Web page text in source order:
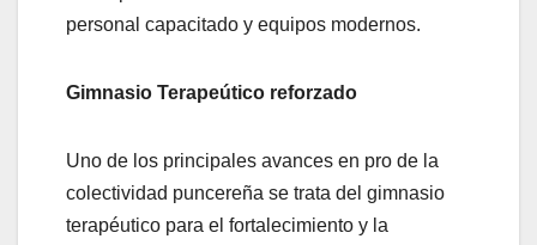
personal capacitado y equipos modernos.
Gimnasio Terapeútico reforzado
Uno de los principales avances en pro de la
colectividad puncereña se trata del gimnasio
terapéutico para el fortalecimiento y la